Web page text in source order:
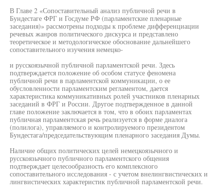
В Главе 2 «Сопоставительный анализ публичной речи в
Бундестаге ФРГ и Госдуме РФ (парламентские пленарные
заседания)» рассмотрены подходы к проблеме дифференциации
речевых жанров политического дискурса и представлено
теоретическое и методологическое обоснование дальнейшего
сопоставительного изучения немецко-
и русскоязычной публичной парламентской речи. Здесь
подтверждается положение об особом статусе феномена
публичной речи в парламентской коммуникации, о ее
обусловленности парламентским регламентом, дается
характеристика коммуникативных ролей участников пленарных
заседаний в ФРГ и России. Другое подтвержденное в данной
главе положение заключается в том, что в обоих парламентах
публичная парламентская речь реализуется в форме диалога
(полилога), управляемого и контролируемого президентом
Бундестага/председательствующим пленарного заседания Думы.
Наличие общих политических целей немецкоязычного и
русскоязычного публичного парламентского общения
подтверждает целесообразность его комплексного
сопоставительного исследования - с учетом внелингвистических и
лингвистических характеристик публичной парламентской речи.